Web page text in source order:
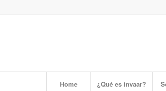
Home ¿Qué es invaar?